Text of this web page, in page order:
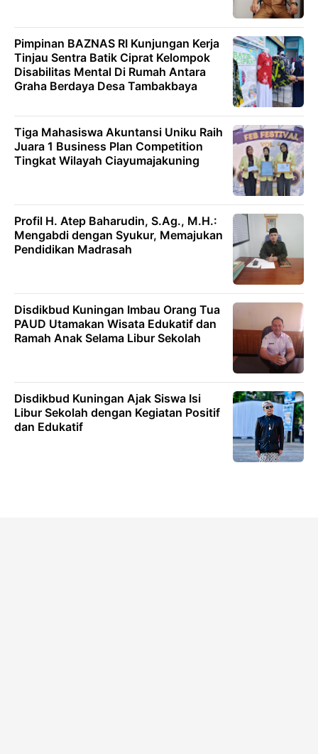
Pimpinan BAZNAS RI Kunjungan Kerja
Tinjau Sentra Batik Ciprat Kelompok
Disabilitas Mental Di Rumah Antara
Graha Berdaya Desa Tambakbaya
Tiga Mahasiswa Akuntansi Uniku Raih
Juara 1 Business Plan Competition
Tingkat Wilayah Ciayumajakuning
Profil H. Atep Baharudin, S.Ag., M.H.:
Mengabdi dengan Syukur, Memajukan
Pendidikan Madrasah
Disdikbud Kuningan Imbau Orang Tua
PAUD Utamakan Wisata Edukatif dan
Ramah Anak Selama Libur Sekolah
Disdikbud Kuningan Ajak Siswa Isi
Libur Sekolah dengan Kegiatan Positif
dan Edukatif